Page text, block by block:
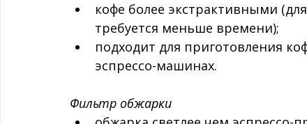
кофе более экстрактивными
требуется меньше времени);
подходит для приготовления
эспрессо-машинах.
Фильтр обжарки